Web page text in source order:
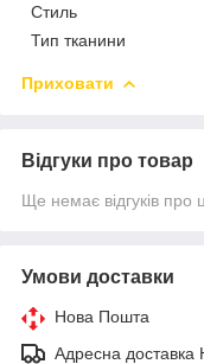
Стиль
Тип тканини
Приховати
Відгуки про товар
Ще немає відгуків про
Умови доставки
Нова Пошта
Адресна доставка